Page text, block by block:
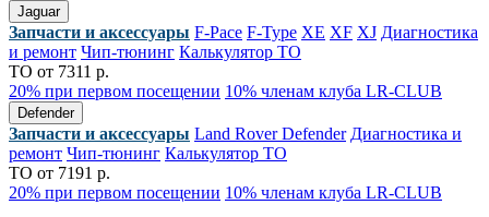
Jaguar
Запчасти и аксессуары F-Pace F-Type XE XF XJ Диагностика
и ремонт Чип-тюнинг Калькулятор ТО
ТО от 7311 р.
20% при первом посещении 10% членам клуба LR-CLUB
Defender
Запчасти и аксессуары Land Rover Defender Диагностика и
ремонт Чип-тюнинг Калькулятор ТО
ТО от 7191 р.
20% при первом посещении 10% членам клуба LR-CLUB